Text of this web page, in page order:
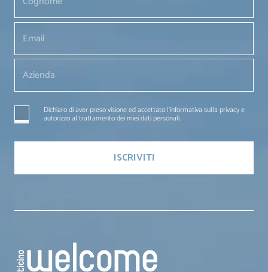
Dichiaro di aver preso visione ed accettato l'informativa sulla privacy e
autorizzo al trattamento dei miei dati personali.